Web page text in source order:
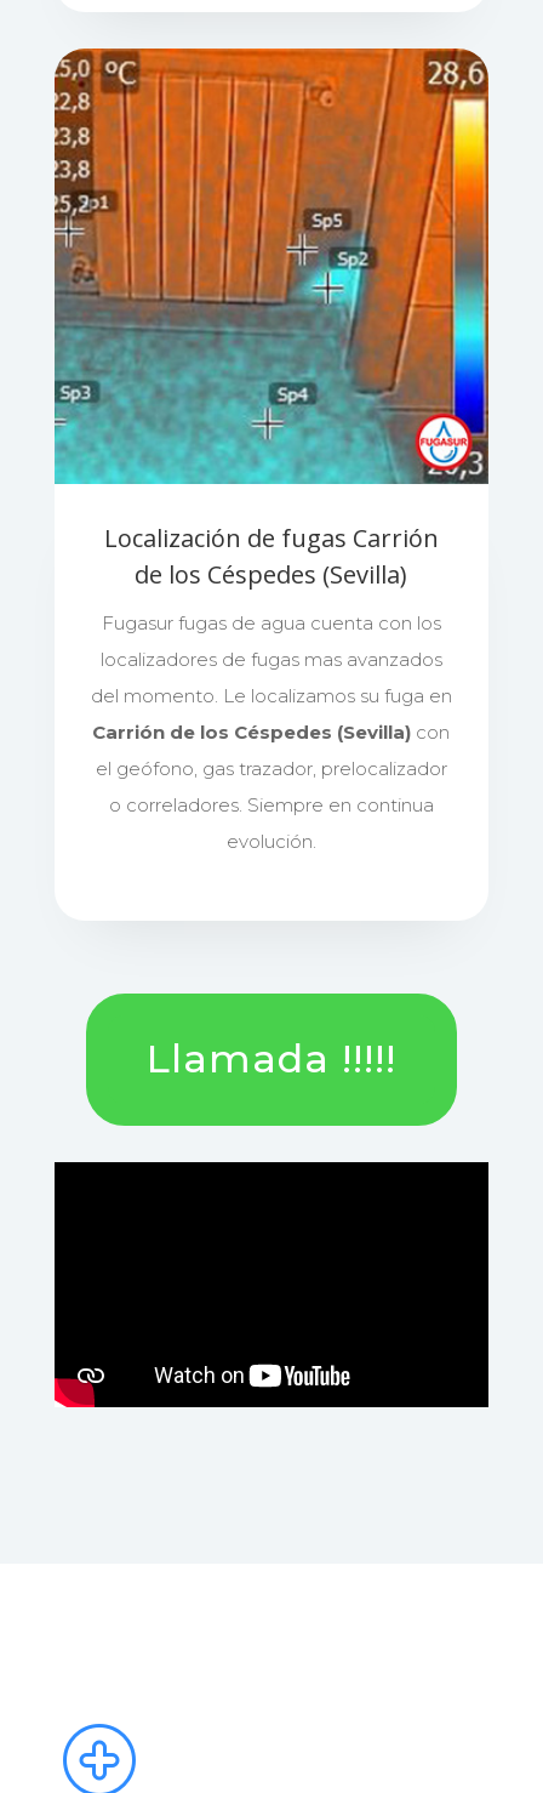
Localización de fugas Carrión
de los Céspedes (Sevilla)
Fugasur fugas de agua cuenta con los
localizadores de fugas mas avanzados
del momento. Le localizamos su fuga en
Carrión de los Céspedes (Sevilla) con
el geófono, gas trazador, prelocalizador
o correladores. Siempre en continua
evolución.
Llamada !!!!!